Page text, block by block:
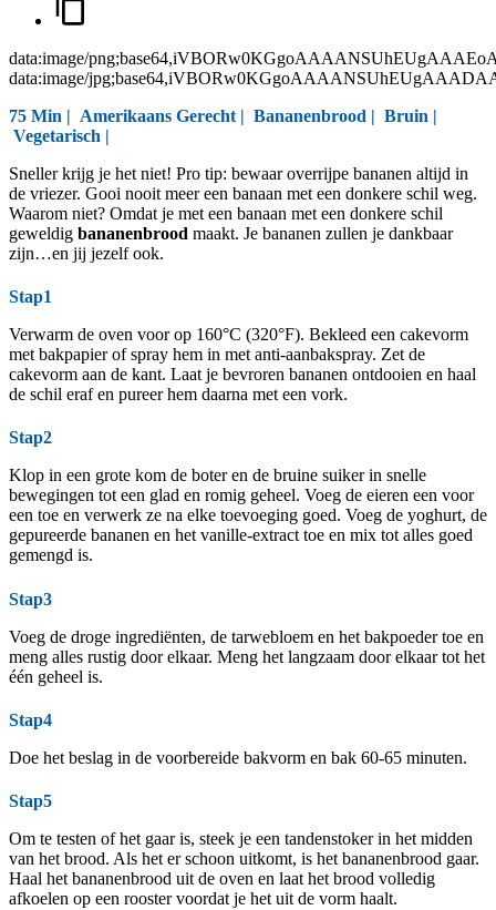
data:image/
data:image/
75 Min | Amerikaans Gerecht | Bananenbrood | Bruin |
Vegetarisch |
Sneller krijg je het niet! Pro tip: bewaar overrijpe bananen altijd in
de vriezer. Gooi nooit meer een banaan met een donkere schil weg.
Waarom niet? Omdat je met een banaan met een donkere schil
geweldig bananenbrood maakt. Je bananen zullen je dankbaar
zijn…en jij jezelf ook.
Stap1
Verwarm de oven voor op 160°C (320°F). Bekleed een cakevorm
met bakpapier of spray hem in met anti-aanbakspray. Zet de
cakevorm aan de kant. Laat je bevroren bananen ontdooien en haal
de schil eraf en pureer hem daarna met een vork.
Stap2
Klop in een grote kom de boter en de bruine suiker in snelle
bewegingen tot een glad en romig geheel. Voeg de eieren een voor
een toe en verwerk ze na elke toevoeging goed. Voeg de yoghurt, de
gepureerde bananen en het vanille-extract toe en mix tot alles goed
gemengd is.
Stap3
Voeg de droge ingrediënten, de tarwebloem en het bakpoeder toe en
meng alles rustig door elkaar. Meng het langzaam door elkaar tot het
één geheel is.
Stap4
Doe het beslag in de voorbereide bakvorm en bak 60-65 minuten.
Stap5
Om te testen of het gaar is, steek je een tandenstoker in het midden
van het brood. Als het er schoon uitkomt, is het bananenbrood gaar.
Haal het bananenbrood uit de oven en laat het brood volledig
afkoelen op een rooster voordat je het uit de vorm haalt.